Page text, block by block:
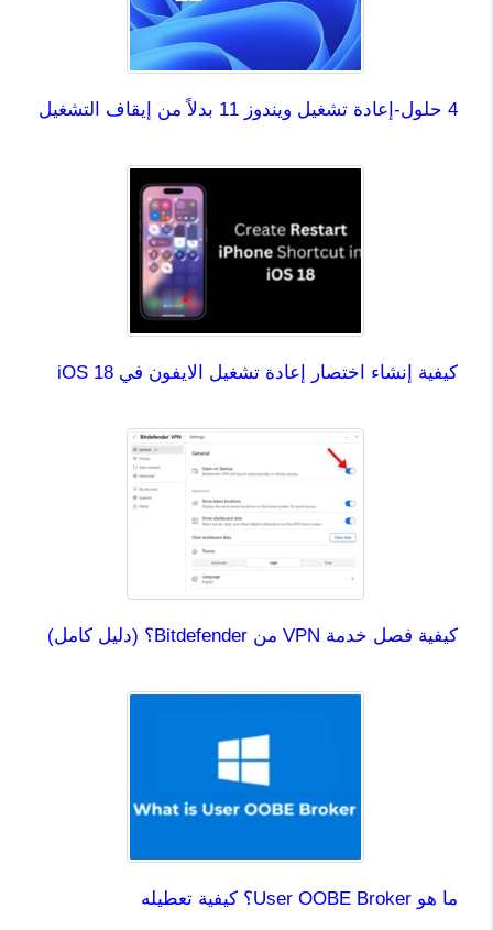
4 حلول-إعادة تشغيل ويندوز 11 بدلاً من إيقاف التشغيل
كيفية إنشاء اختصار إعادة تشغيل الايفون في iOS 18
كيفية فصل خدمة VPN من Bitdefender؟ (دليل كامل)
ما هو User OOBE Broker؟ كيفية تعطيله